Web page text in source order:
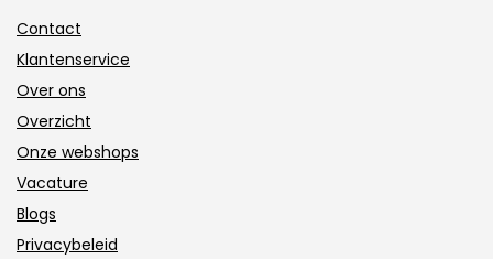
Contact
Klantenservice
Over ons
Overzicht
Onze webshops
Vacature
Blogs
Privacybeleid